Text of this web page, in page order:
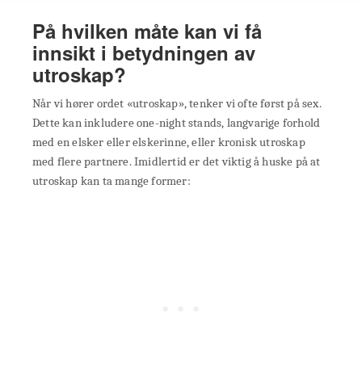
På hvilken måte kan vi få
innsikt i betydningen av
utroskap?
Når vi hører ordet «utroskap», tenker vi ofte først på sex.
Dette kan inkludere one-night stands, langvarige forhold
med en elsker eller elskerinne, eller kronisk utroskap
med flere partnere. Imidlertid er det viktig å huske på at
utroskap kan ta mange former: